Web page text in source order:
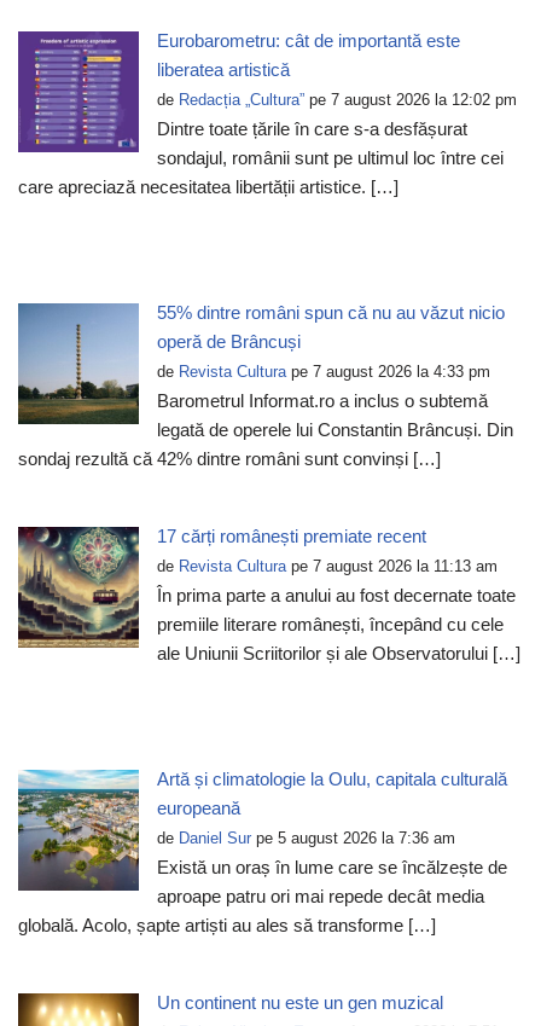
Eurobarometru: cât de importantă este
liberatea artistică
de Redacția „Cultura” pe 7 august 2026 la 12:02 pm
Dintre toate țările în care s-a desfășurat
sondajul, românii sunt pe ultimul loc între cei
care apreciază necesitatea libertății artistice. […]
55% dintre români spun că nu au văzut nicio
operă de Brâncuși
de Revista Culturape 7 august 2026 la 4:33 pm
Barometrul Informat.ro a inclus o subtemă
legată de operele lui Constantin Brâncuși. Din
sondaj rezultă că 42% dintre români sunt convinși […]
17 cărți românești premiate recent
de Revista Culturape 7 august 2026 la 11:13 am
În prima parte a anului au fost decernate toate
premiile literare românești, începând cu cele
ale Uniunii Scriitorilor și ale Observatorului […]
Artă și climatologie la Oulu, capitala culturală
europeană
de Daniel Sur pe 5 august 2026 la 7:36 am
Există un oraș în lume care se încălzește de
aproape patru ori mai repede decât media
globală. Acolo, șapte artiști au ales să transforme […]
Un continent nu este un gen muzical